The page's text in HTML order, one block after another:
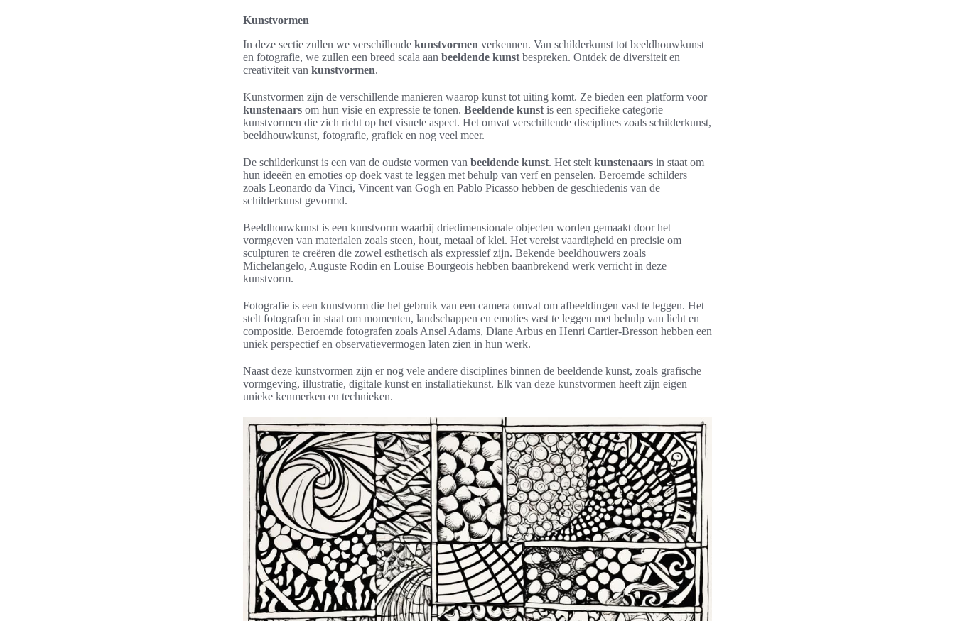
Kunstvormen
In deze sectie zullen we verschillende kunstvormen verkennen. Van schilderkunst tot beeldhouwkunst
en fotografie, we zullen een breed scala aan beeldende kunst bespreken. Ontdek de diversiteit en
creativiteit van kunstvormen.
Kunstvormen zijn de verschillende manieren waarop kunst tot uiting komt. Ze bieden een platform voor
kunstenaars om hun visie en expressie te tonen. Beeldende kunst is een specifieke categorie
kunstvormen die zich richt op het visuele aspect. Het omvat verschillende disciplines zoals schilderkunst,
beeldhouwkunst, fotografie, grafiek en nog veel meer.
De schilderkunst is een van de oudste vormen van beeldende kunst. Het stelt kunstenaars in staat om
hun ideeën en emoties op doek vast te leggen met behulp van verf en penselen. Beroemde schilders
zoals Leonardo da Vinci, Vincent van Gogh en Pablo Picasso hebben de geschiedenis van de
schilderkunst gevormd.
Beeldhouwkunst is een kunstvorm waarbij driedimensionale objecten worden gemaakt door het
vormgeven van materialen zoals steen, hout, metaal of klei. Het vereist vaardigheid en precisie om
sculpturen te creëren die zowel esthetisch als expressief zijn. Bekende beeldhouwers zoals
Michelangelo, Auguste Rodin en Louise Bourgeois hebben baanbrekend werk verricht in deze
kunstvorm.
Fotografie is een kunstvorm die het gebruik van een camera omvat om afbeeldingen vast te leggen. Het
stelt fotografen in staat om momenten, landschappen en emoties vast te leggen met behulp van licht en
compositie. Beroemde fotografen zoals Ansel Adams, Diane Arbus en Henri Cartier-Bresson hebben een
uniek perspectief en observatievermogen laten zien in hun werk.
Naast deze kunstvormen zijn er nog vele andere disciplines binnen de beeldende kunst, zoals grafische
vormgeving, illustratie, digitale kunst en installatiekunst. Elk van deze kunstvormen heeft zijn eigen
unieke kenmerken en technieken.